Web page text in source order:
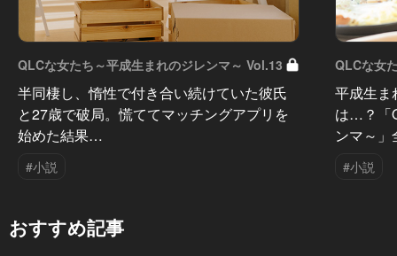
QLCな女たち～平成生まれのジレンマ～ Vol.13
半同棲し、惰性で付き合い続けていた彼氏
と27歳で破局。慌ててマッチングアプリを
始めた結果…
#小説
QLCな女
平成生ま
は…？「
ンマ～
#小説
おすすめ記事